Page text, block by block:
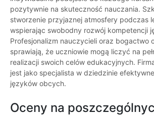
pozytywnie na skuteczność nauczania.
stworzenie przyjaznej atmosfery podczas
wspierając swobodny rozwój kompetencji
Profesjonalizm nauczycieli oraz bogactwo
sprawiają, że uczniowie mogą liczyć na
realizacji swoich celów edukacyjnych.
jest jako specjalista w dziedzinie
języków obcych.
Oceny na